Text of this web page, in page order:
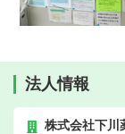
法人情報
株式会社下川